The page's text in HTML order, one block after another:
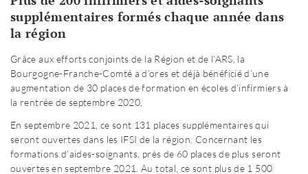
supplémentaires formés chaque année dans
la région
Grâce aux efforts conjoints de la Région et de l’ARS, la
Bourgogne-Franche-Comté a d’ores et déjà bénéficié d’une
augmentation de 30 places de formation en écoles d’infirmiers à
la rentrée de septembre 2020.
En septembre 2021, ce sont 131 places supplémentaires qui
seront ouvertes dans les IFSI de la région. Concernant les
formations d’aides-soignants, près de 60 places de plus seront
ouvertes en septembre 2021. Au total, ce sont plus de 1 500